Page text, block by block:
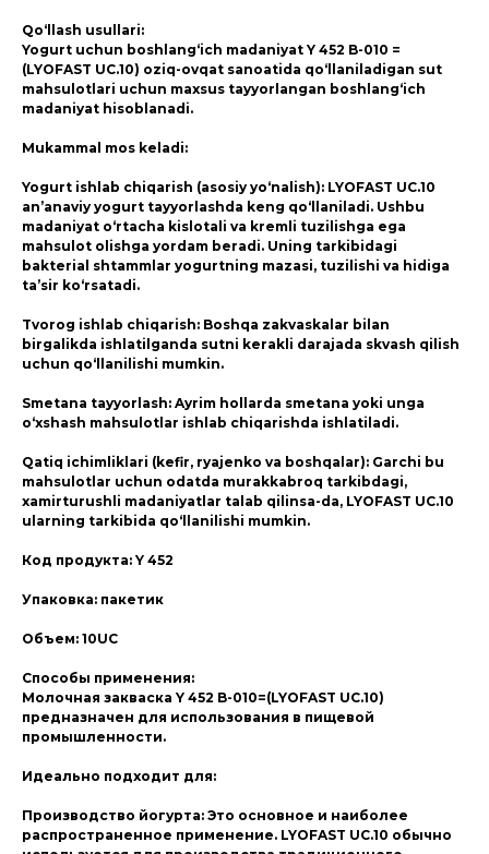
Qo‘llash usullari:
Yogurt uchun boshlang‘ich madaniyat Y 452 B-010 =
(LYOFAST UC.10) oziq-ovqat sanoatida qo‘llaniladigan sut
mahsulotlari uchun maxsus tayyorlangan boshlang‘ich
madaniyat hisoblanadi.
Mukammal mos keladi:
Yogurt ishlab chiqarish (asosiy yo‘nalish): LYOFAST UC.10
an’anaviy yogurt tayyorlashda keng qo‘llaniladi. Ushbu
madaniyat o‘rtacha kislotali va kremli tuzilishga ega
mahsulot olishga yordam beradi. Uning tarkibidagi
bakterial shtammlar yogurtning mazasi, tuzilishi va hidiga
ta’sir ko‘rsatadi.
Tvorog ishlab chiqarish: Boshqa zakvaskalar bilan
birgalikda ishlatilganda sutni kerakli darajada skvash qilish
uchun qo‘llanilishi mumkin.
Smetana tayyorlash: Ayrim hollarda smetana yoki unga
o‘xshash mahsulotlar ishlab chiqarishda ishlatiladi.
Qatiq ichimliklari (kefir, ryajenko va boshqalar): Garchi bu
mahsulotlar uchun odatda murakkabroq tarkibdagi,
xamirturushli madaniyatlar talab qilinsa-da, LYOFAST UC.10
ularning tarkibida qo‘llanilishi mumkin.
Код продукта: Y 452
Упаковка: пакетик
Объем: 10UC
Способы применения:
Молочная закваска Y 452 B-010=(LYOFAST UC.10)
предназначен для использования в пищевой
промышленности.
Идеально подходит для:
Производство йогурта: Это основное и наиболее
распространенное применение. LYOFAST UC.10 обычно